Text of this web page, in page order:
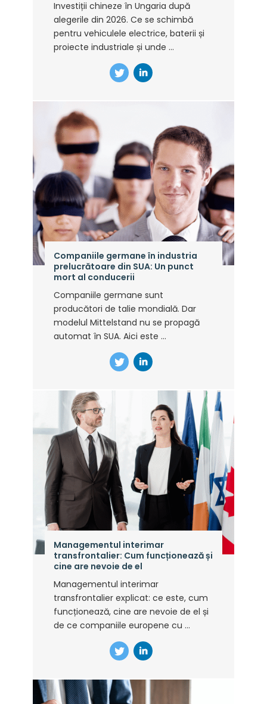
Investiții chineze în Ungaria după
alegerile din 2026. Ce se schimbă
pentru vehiculele electrice, baterii și
proiecte industriale și unde ...
Companiile germane în industria
prelucrătoare din SUA: Un punct
mort al conducerii
Companiile germane sunt
producători de talie mondială. Dar
modelul Mittelstand nu se propagă
automat în SUA. Aici este ...
Managementul interimar
transfrontalier: Cum funcționează și
cine are nevoie de el
Managementul interimar
transfrontalier explicat: ce este, cum
funcționează, cine are nevoie de el și
de ce companiile europene cu ...